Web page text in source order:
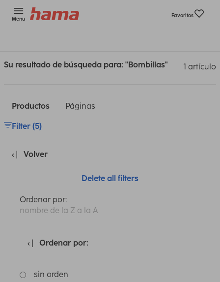
Menu
Favoritos
Su resultado de búsqueda para: "Bombillas" 1 artículo
Productos Páginas
Filter (5)
Volver
Delete all filters
Ordenar por:
nombre de la Z a la A
Ordenar por:
sin orden